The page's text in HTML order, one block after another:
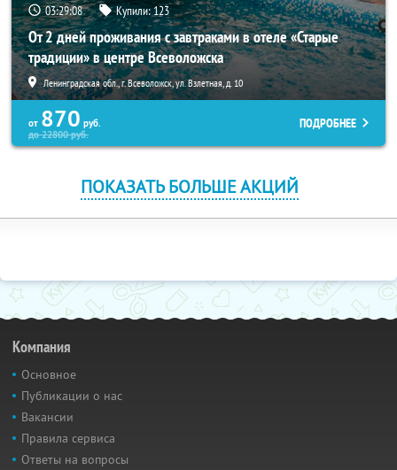
03:29:08 Купили:123
От 2 дней проживания с завтраками в отеле «Старые
традиции» в центре Всеволожска
Ленинградская обл., г. Всеволожск, ул. Взлетная, д. 10
от 870 руб.
до22800руб.
ПОДРОБНЕЕ
ПОКАЗАТЬ БОЛЬШЕ АКЦИЙ
Компания
Основное
Публикации о нас
Вакансии
Правила сервиса
Ответы на вопросы